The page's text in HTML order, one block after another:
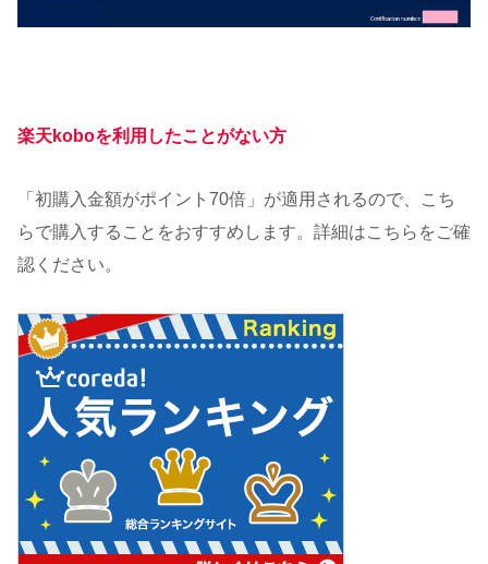
楽天koboを利用したことがない方
「初購入金額がポイント70倍」が適用されるので、こち
らで購入することをおすすめします。詳細はこちらをご確
認ください。